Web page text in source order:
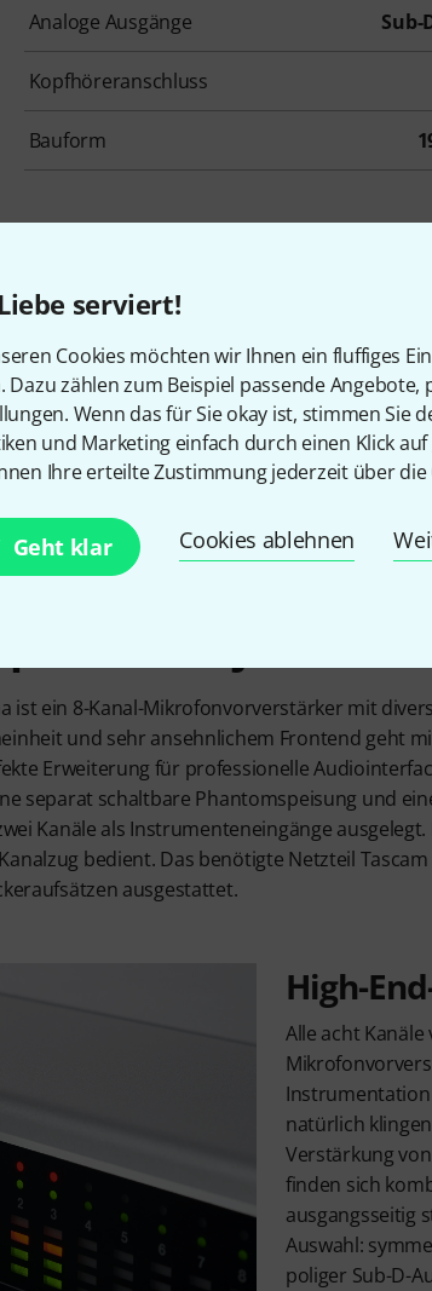
serviert!
Cookies möchten wir Ihnen ein fluffiges
Dazu zählen zum Beispiel passende
Wenn das für Sie okay ist, stimmen Sie
und Marketing einfach durch einen Klick auf
Ihre erteilte Zustimmung jederzeit über die
Geht klar Cookies ablehnen
Analoge Ausgänge Sub-
Kopfhöreranschluss
Bauform
Tascam Series 8p Dyna B-Stock
Ggf. mit leichten Gebrauchsspuren
459 €
für jeden
ist ein 8-Kanal-Mikrofonvorverstärker mit
und sehr ansehnlichem Frontend geht
Erweiterung für professionelle
separat schaltbare Phantomspeisung und
Kanäle als Instrumenteneingänge
bedient. Das benötigte Netzteil
ausgestattet.
High-
Alle acht
natürlich
Verstärkung
finden sich
ausgangsseitig
Auswahl:
poliger Sub-D-